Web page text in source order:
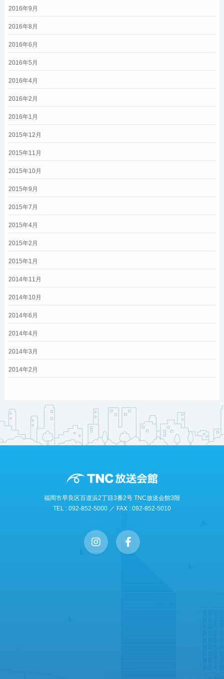
2016年9月
2016年8月
2016年6月
2016年5月
2016年4月
2016年2月
2016年1月
2015年12月
2015年11月
2015年10月
2015年9月
2015年7月
2015年4月
2015年2月
2015年1月
2014年11月
2014年10月
2014年6月
2014年4月
2014年3月
2014年2月
福岡市早良区百道浜2丁目3番2号 TNC放送会館3階
TEL : 092-852-5000 ／ FAX : 092-852-5010